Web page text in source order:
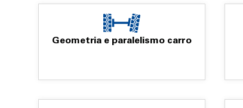
Geometria e paralelismo carro